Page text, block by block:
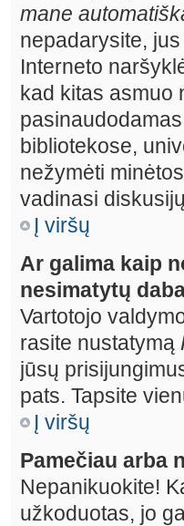
mane
nepadarysite,
Interneto
kad kitas asmuo
bibliotekose,
nežymėti
vadinasi
Į viršų
Ar galima kaip
nesimatytų
Vartotojo
rasite nustatymą
jūsų
pats. Tapsite
Į viršų
Pamečiau arba
Nepanikuokite!
užkoduotas, jo